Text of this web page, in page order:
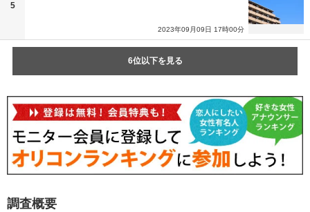
5
2023年09月09日 17時00分
6位以下を見る
調査概要